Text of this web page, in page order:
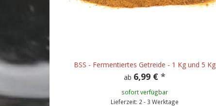
BSS - Fermentiertes Getreide - 1 Kg und 5 Kg
ab 6,99 € *
sofort verfügbar
Lieferzeit: 2 - 3 Werktage